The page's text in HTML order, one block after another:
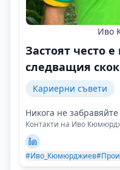
Иво
Застоят често
следващия скок
Кариерни съвети
Никога не
Контакти на Иво
#Иво_Кюмюрджиев